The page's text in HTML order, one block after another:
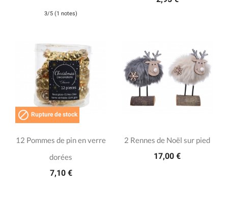
3/5 (1 notes)
 Rupture de stock
12 Pommes de pin en verre
dorées
7,10 €
2 Rennes de Noël sur pied
17,00 €